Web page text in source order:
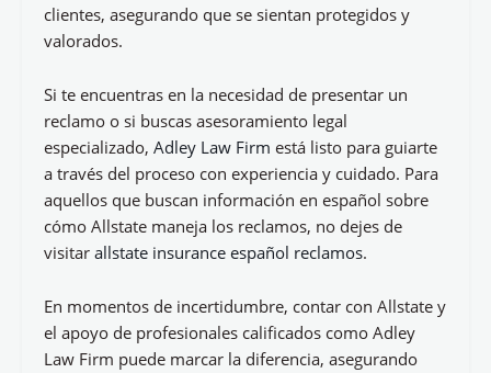
clientes, asegurando que se sientan protegidos y
valorados.
Si te encuentras en la necesidad de presentar un
reclamo o si buscas asesoramiento legal
especializado, Adley Law Firm está listo para guiarte
a través del proceso con experiencia y cuidado. Para
aquellos que buscan información en español sobre
cómo Allstate maneja los reclamos, no dejes de
visitar allstate insurance español reclamos.
En momentos de incertidumbre, contar con Allstate y
el apoyo de profesionales calificados como Adley
Law Firm puede marcar la diferencia, asegurando